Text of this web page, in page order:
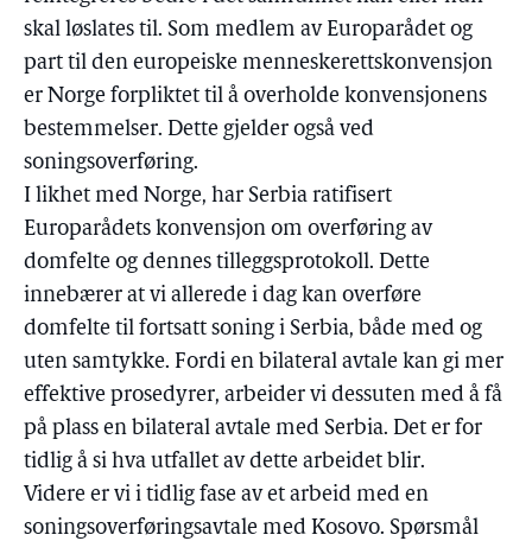
skal løslates til. Som medlem av Europarådet og
part til den europeiske menneskerettskonvensjon
er Norge forpliktet til å overholde konvensjonens
bestemmelser. Dette gjelder også ved
soningsoverføring.
I likhet med Norge, har Serbia ratifisert
Europarådets konvensjon om overføring av
domfelte og dennes tilleggsprotokoll. Dette
innebærer at vi allerede i dag kan overføre
domfelte til fortsatt soning i Serbia, både med og
uten samtykke. Fordi en bilateral avtale kan gi mer
effektive prosedyrer, arbeider vi dessuten med å få
på plass en bilateral avtale med Serbia. Det er for
tidlig å si hva utfallet av dette arbeidet blir.
Videre er vi i tidlig fase av et arbeid med en
soningsoverføringsavtale med Kosovo. Spørsmål